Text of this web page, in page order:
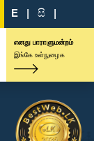
E | සි |
எனது பாராளுமன்றம்
இங்கே உள்நுழைக